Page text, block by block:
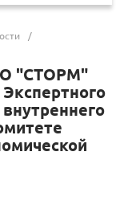
/
"СТОРМ"